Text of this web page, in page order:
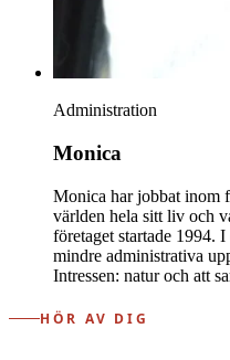
Administration
Monica
Monica har jobbat inom
världen hela sitt liv och
företaget startade 1994.
mindre administrativa
Intressen: natur och att
HÖR AV DIG